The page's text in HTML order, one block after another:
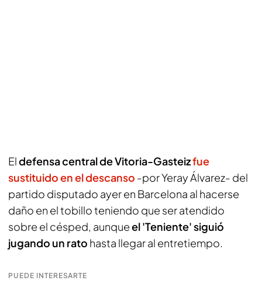
Eldefensa central de Vitoria-Gasteizfue
sustituido en el descanso -por Yeray Álvarez- del
partido disputado ayer en Barcelona al hacerse
daño en el tobillo teniendo que ser atendido
sobre el césped, aunqueel 'Teniente' siguió
jugando un rato hasta llegar al entretiempo.
PUEDE INTERESARTE